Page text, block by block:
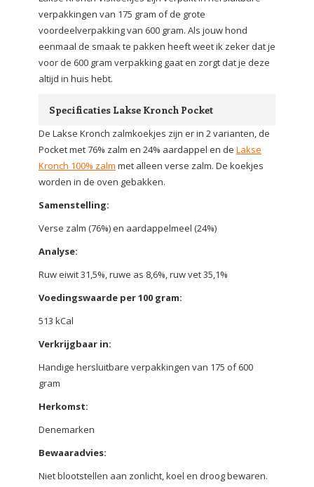
verpakkingen van 175 gram of de grote
voordeelverpakking van 600 gram. Als jouw hond
eenmaal de smaak te pakken heeft weet ik zeker dat je
voor de 600 gram verpakking gaat en zorgt dat je deze
altijd in huis hebt.
Specificaties Lakse Kronch Pocket
De Lakse Kronch zalmkoekjes zijn er in 2 varianten, de
Pocket met 76% zalm en 24% aardappel en de Lakse
Kronch 100% zalm met alleen verse zalm. De koekjes
worden in de oven gebakken.
Samenstelling:
Verse zalm (76%) en aardappelmeel (24%)
Analyse:
Ruw eiwit 31,5%, ruwe as 8,6%, ruw vet 35,1%
Voedingswaarde per 100 gram:
513 kCal
Verkrijgbaar in:
Handige hersluitbare verpakkingen van 175 of 600
gram
Herkomst:
Denemarken
Bewaaradvies:
Niet blootstellen aan zonlicht, koel en droog bewaren.